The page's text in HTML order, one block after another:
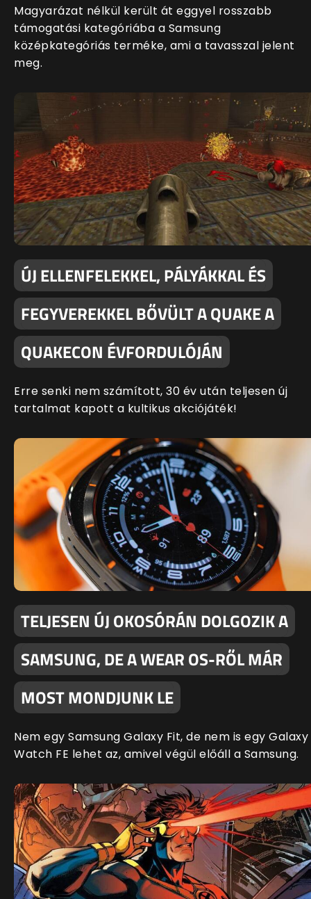
Magyarázat nélkül került át eggyel rosszabb
támogatási kategóriába a Samsung
középkategóriás terméke, ami a tavasszal jelent
meg.
ÚJ ELLENFELEKKEL, PÁLYÁKKAL ÉS
FEGYVEREKKEL BŐVÜLT A QUAKE A
QUAKECON ÉVFORDULÓJÁN
Erre senki nem számított, 30 év után teljesen új
tartalmat kapott a kultikus akciójáték!
TELJESEN ÚJ OKOSÓRÁN DOLGOZIK A
SAMSUNG, DE A WEAR OS-RŐL MÁR
MOST MONDJUNK LE
Nem egy Samsung Galaxy Fit, de nem is egy Galaxy
Watch FE lehet az, amivel végül előáll a Samsung.